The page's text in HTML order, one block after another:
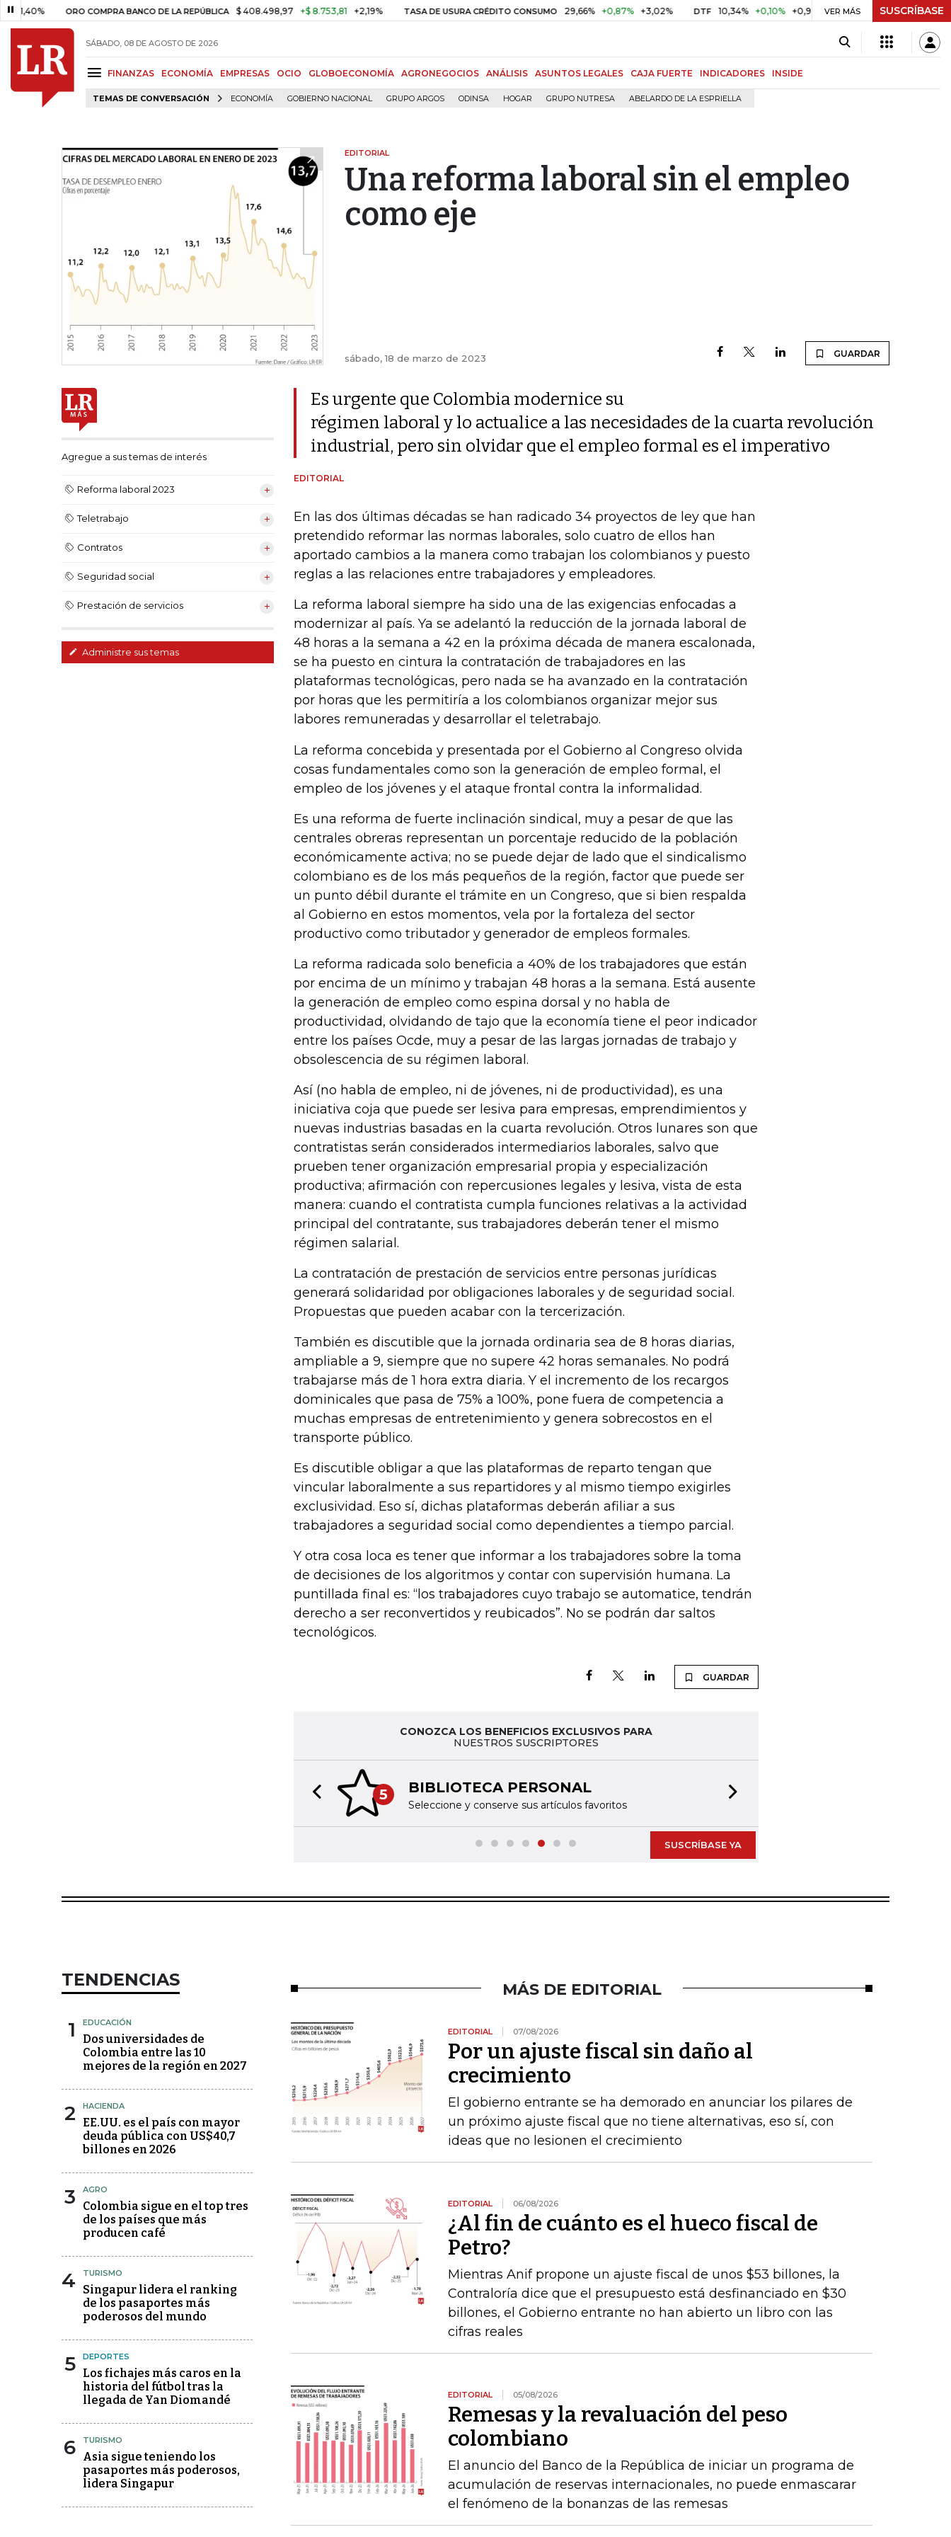
ORO COMPRA BANCO DE LA REPÚBLICA $ 408.498,97 +$ 8.753,81 +2,19% TASA DE USURA CRÉDITO CONSUMO 29,66% +0,87% +3,02% DTF 10,34% +0,10% +0,98% UVR $ 417,01 +$ 0,05 +0,01%
VER MÁS SUSCRÍBASE
SÁBADO, 08 DE AGOSTO DE 2026
FINANZAS ECONOMÍA EMPRESAS OCIO GLOBOECONOMÍA AGRONEGOCIOS ANÁLISIS ASUNTOS LEGALES CAJA FUERTE INDICADORES INSIDE
TEMAS DE CONVERSACIÓN ECONOMÍA GOBIERNO NACIONAL GRUPO ARGOS ODINSA HOGAR GRUPO NUTRESA ABELARDO DE LA ESPRIELLA
EDITORIAL
Una reforma laboral sin el empleo
como eje
sábado, 18 de marzo de 2023 GUARDAR
Agregue a sus temas de interés
Reforma laboral 2023
Teletrabajo
Contratos
Seguridad social
Prestación de servicios
Administre sus temas
Es urgente que Colombia modernice su
régimen laboral y lo actualice a las necesidades de la cuarta revolución
industrial, pero sin olvidar que el empleo formal es el imperativo
EDITORIAL
En las dos últimas décadas se han radicado 34 proyectos de ley que han
pretendido reformar las normas laborales, solo cuatro de ellos han
aportado cambios a la manera como trabajan los colombianos y puesto
reglas a las relaciones entre trabajadores y empleadores.
La reforma laboral siempre ha sido una de las exigencias enfocadas a
modernizar al país. Ya se adelantó la reducción de la jornada laboral de
48 horas a la semana a 42 en la próxima década de manera escalonada,
se ha puesto en cintura la contratación de trabajadores en las
plataformas tecnológicas, pero nada se ha avanzado en la contratación
por horas que les permitiría a los colombianos organizar mejor sus
labores remuneradas y desarrollar el teletrabajo.
La reforma concebida y presentada por el Gobierno al Congreso olvida
cosas fundamentales como son la generación de empleo formal, el
empleo de los jóvenes y el ataque frontal contra la informalidad.
Es una reforma de fuerte inclinación sindical, muy a pesar de que las
centrales obreras representan un porcentaje reducido de la población
económicamente activa; no se puede dejar de lado que el sindicalismo
colombiano es de los más pequeños de la región, factor que puede ser
un punto débil durante el trámite en un Congreso, que si bien respalda
al Gobierno en estos momentos, vela por la fortaleza del sector
productivo como tributador y generador de empleos formales.
La reforma radicada solo beneficia a 40% de los trabajadores que están
por encima de un mínimo y trabajan 48 horas a la semana. Está ausente
la generación de empleo como espina dorsal y no habla de
productividad, olvidando de tajo que la economía tiene el peor indicador
entre los países Ocde, muy a pesar de las largas jornadas de trabajo y
obsolescencia de su régimen laboral.
Así (no habla de empleo, ni de jóvenes, ni de productividad), es una
iniciativa coja que puede ser lesiva para empresas, emprendimientos y
nuevas industrias basadas en la cuarta revolución. Otros lunares son que
contratistas serán considerados intermediarios laborales, salvo que
prueben tener organización empresarial propia y especialización
productiva; afirmación con repercusiones legales y lesiva, vista de esta
manera: cuando el contratista cumpla funciones relativas a la actividad
principal del contratante, sus trabajadores deberán tener el mismo
régimen salarial.
La contratación de prestación de servicios entre personas jurídicas
generará solidaridad por obligaciones laborales y de seguridad social.
Propuestas que pueden acabar con la tercerización.
También es discutible que la jornada ordinaria sea de 8 horas diarias,
ampliable a 9, siempre que no supere 42 horas semanales. No podrá
trabajarse más de 1 hora extra diaria. Y el incremento de los recargos
dominicales que pasa de 75% a 100%, pone fuera de competencia a
muchas empresas de entretenimiento y genera sobrecostos en el
transporte público.
Es discutible obligar a que las plataformas de reparto tengan que
vincular laboralmente a sus repartidores y al mismo tiempo exigirles
exclusividad. Eso sí, dichas plataformas deberán afiliar a sus
trabajadores a seguridad social como dependientes a tiempo parcial.
Y otra cosa loca es tener que informar a los trabajadores sobre la toma
de decisiones de los algoritmos y contar con supervisión humana. La
puntillada final es: “los trabajadores cuyo trabajo se automatice, tendrán
derecho a ser reconvertidos y reubicados”. No se podrán dar saltos
tecnológicos.
GUARDAR
CONOZCA LOS BENEFICIOS EXCLUSIVOS PARA
NUESTROS SUSCRIPTORES
5 BIBLIOTECA PERSONAL
Seleccione y conserve sus artículos favoritos
Previous slide
SUSCRÍBASE YA
TENDENCIAS
1 EDUCACIÓN
Dos universidades de
Colombia entre las 10
mejores de la región en 2027
2 HACIENDA
EE.UU. es el país con mayor
deuda pública con US$40,7
billones en 2026
3 AGRO
Colombia sigue en el top tres
de los países que más
producen café
4 TURISMO
Singapur lidera el ranking
de los pasaportes más
poderosos del mundo
5 DEPORTES
Los fichajes más caros en la
historia del fútbol tras la
llegada de Yan Diomandé
6 TURISMO
Asia sigue teniendo los
pasaportes más poderosos,
lidera Singapur
MÁS DE EDITORIAL
EDITORIAL 07/08/2026
Por un ajuste fiscal sin daño al
crecimiento
El gobierno entrante se ha demorado en anunciar los pilares de
un próximo ajuste fiscal que no tiene alternativas, eso sí, con
ideas que no lesionen el crecimiento
EDITORIAL 06/08/2026
¿Al fin de cuánto es el hueco fiscal de
Petro?
Mientras Anif propone un ajuste fiscal de unos $53 billones, la
Contraloría dice que el presupuesto está desfinanciado en $30
billones, el Gobierno entrante no han abierto un libro con las
cifras reales
EDITORIAL 05/08/2026
Remesas y la revaluación del peso
colombiano
El anuncio del Banco de la República de iniciar un programa de
acumulación de reservas internacionales, no puede enmascarar
el fenómeno de la bonanzas de las remesas